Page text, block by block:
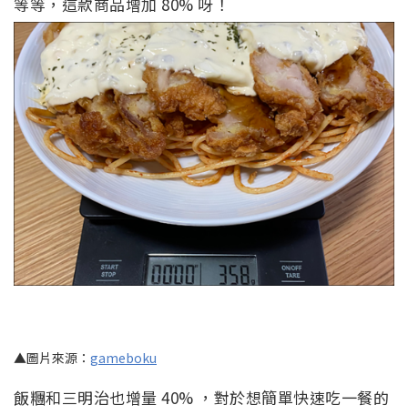
▲圖片來源： gameboku
飯糰和三明治也增量 40% ，對於想簡單快速吃一餐的